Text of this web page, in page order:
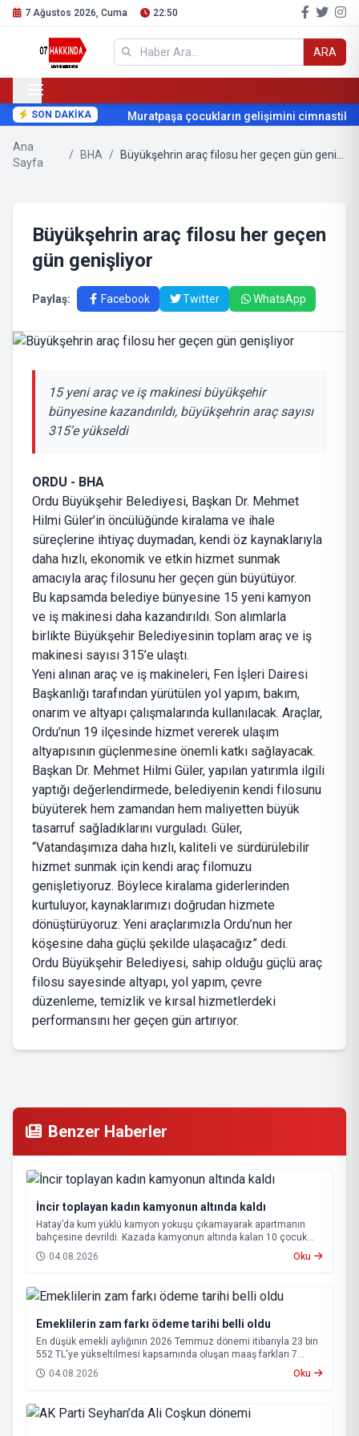
7 Ağustos 2026, Cuma 22:50
ARA
SON DAKİKA Muratpaşa çocukların gelişimini
Ana
Sayfa
/ BHA /
Büyükşehrin araç filosu her geçen
gün genişliyor
Paylaş: Facebook Twitter WhatsApp
15 yeni araç ve iş makinesi büyükşehir
bünyesine kazandırıldı, büyükşehrin araç sayısı
315’e yükseldi
ORDU - BHA
Ordu Büyükşehir Belediyesi, Başkan Dr. Mehmet
Hilmi Güler’in öncülüğünde kiralama ve ihale
süreçlerine ihtiyaç duymadan, kendi öz kaynaklarıyla
daha hızlı, ekonomik ve etkin hizmet sunmak
amacıyla araç filosunu her geçen gün büyütüyor.
Bu kapsamda belediye bünyesine 15 yeni kamyon
ve iş makinesi daha kazandırıldı. Son alımlarla
birlikte Büyükşehir Belediyesinin toplam araç ve iş
makinesi sayısı 315’e ulaştı.
Yeni alınan araç ve iş makineleri, Fen İşleri Dairesi
Başkanlığı tarafından yürütülen yol yapım, bakım,
onarım ve altyapı çalışmalarında kullanılacak. Araçlar,
Ordu’nun 19 ilçesinde hizmet vererek ulaşım
altyapısının güçlenmesine önemli katkı sağlayacak.
Başkan Dr. Mehmet Hilmi Güler, yapılan yatırımla ilgili
yaptığı değerlendirmede, belediyenin kendi filosunu
büyüterek hem zamandan hem maliyetten büyük
tasarruf sağladıklarını vurguladı. Güler,
“Vatandaşımıza daha hızlı, kaliteli ve sürdürülebilir
hizmet sunmak için kendi araç filomuzu
genişletiyoruz. Böylece kiralama giderlerinden
kurtuluyor, kaynaklarımızı doğrudan hizmete
dönüştürüyoruz. Yeni araçlarımızla Ordu’nun her
köşesine daha güçlü şekilde ulaşacağız” dedi.
Ordu Büyükşehir Belediyesi, sahip olduğu güçlü araç
filosu sayesinde altyapı, yol yapım, çevre
düzenleme, temizlik ve kırsal hizmetlerdeki
performansını her geçen gün artırıyor.
Benzer Haberler
İncir toplayan kadın kamyonun altında kaldı
Hatay’da kum yüklü kamyon yokuşu çıkamayarak apartmanın
bahçesine devrildi. Kazada kamyonun altında kalan 10 çocuk
annesi 65 yaşındaki kadın hayatını kaybetti.
04.08.2026 Oku
Emeklilerin zam farkı ödeme tarihi belli oldu
En düşük emekli aylığının 2026 Temmuz dönemi itibarıyla 23 bin
552 TL'ye yükseltilmesi kapsamında oluşan maaş farkları 7
Ağustos 2026 tarihinde hesaplara yatırılacak.
04.08.2026 Oku